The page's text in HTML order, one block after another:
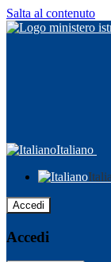
Salta al contenuto
Italiano
Accedi
Accedi